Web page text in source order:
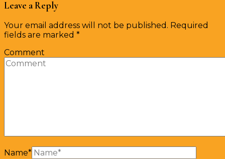
Leave a Reply
Your email address will not be published. Required
fields are marked *
Comment
Name*